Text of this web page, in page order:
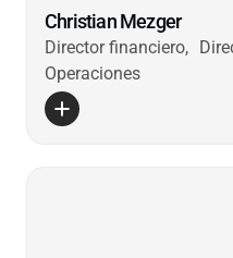
Christian Mezger
Director financiero,
Operaciones